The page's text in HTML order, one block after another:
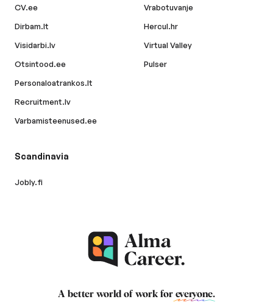
CV.ee
Dirbam.lt
Visidarbi.lv
Otsintood.ee
Personaloatrankos.lt
Recruitment.lv
Varbamisteenused.ee
Vrabotuvanje
Hercul.hr
Virtual Valley
Pulser
Scandinavia
Jobly.fi
A better world of work for everyone.